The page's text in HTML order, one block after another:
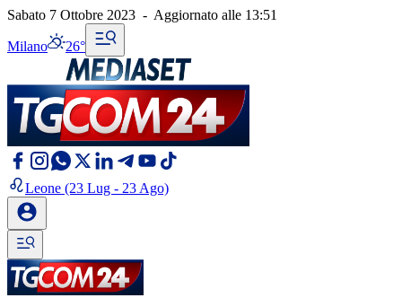
Sabato 7 Ottobre 2023 - Aggiornato alle 13:51
Milano 26°
Leone (23 Lug - 23 Ago)